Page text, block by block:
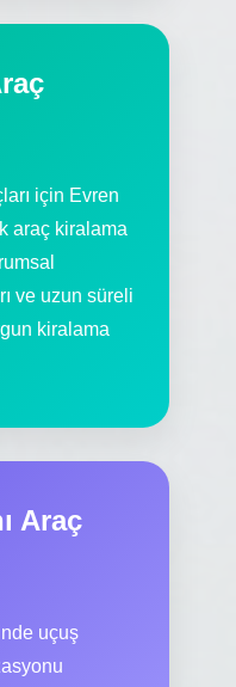
için Evren
araç kiralama
ve uzun süreli
kiralama
Araç
uçuş